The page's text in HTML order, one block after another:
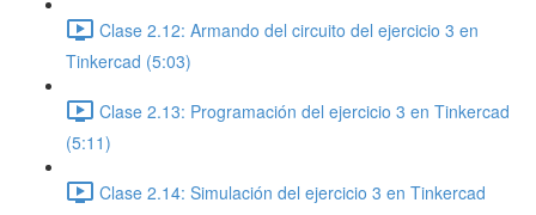
Clase 2.12: Armando del circuito del ejercicio 3 en
Tinkercad (5:03)
Clase 2.13: Programación del ejercicio 3 en Tinkercad
(5:11)
Clase 2.14: Simulación del ejercicio 3 en Tinkercad